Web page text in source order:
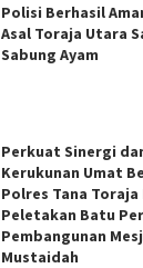
Polisi Berhasil
Asal Toraja Utara
Sabung Ayam
Perkuat Sinergi
Kerukunan Umat
Polres Tana Toraja
Peletakan Batu
Pembangunan
Mustaidah